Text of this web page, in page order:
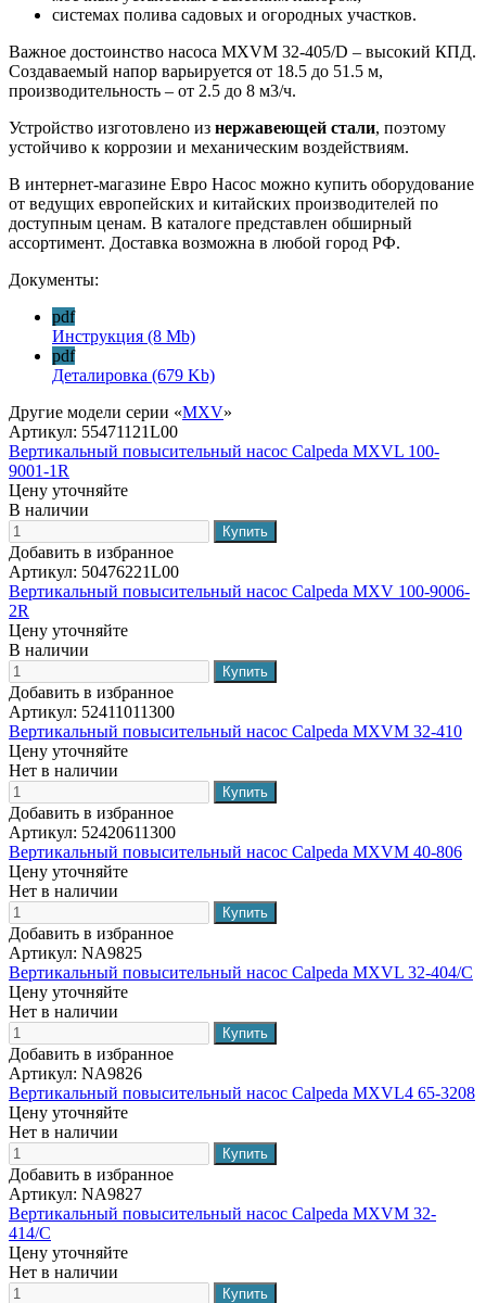
системах полива садовых и огородных участков.
Важное достоинство насоса MXVM 32-405/D – высокий КПД.
Создаваемый напор варьируется от 18.5 до 51.5 м,
производительность – от 2.5 до 8 м3/ч.
Устройство изготовлено из нержавеющей стали, поэтому
устойчиво к коррозии и механическим воздействиям.
В интернет-магазине Евро Насос можно купить оборудование
от ведущих европейских и китайских производителей по
доступным ценам. В каталоге представлен обширный
ассортимент. Доставка возможна в любой город РФ.
Документы:
pdf
Инструкция (8 Mb)
pdf
Деталировка (679 Kb)
Другие модели серии «MXV»
Артикул: 55471121L00
Вертикальный повысительный насос Calpeda MXVL 100-
9001-1R
Цену уточняйте
В наличии
Добавить в избранное
Артикул: 50476221L00
Вертикальный повысительный насос Calpeda MXV 100-9006-
2R
Цену уточняйте
В наличии
Добавить в избранное
Артикул: 52411011300
Вертикальный повысительный насос Calpeda MXVM 32-410
Цену уточняйте
Нет в наличии
Добавить в избранное
Артикул: 52420611300
Вертикальный повысительный насос Calpeda MXVM 40-806
Цену уточняйте
Нет в наличии
Добавить в избранное
Артикул: NA9825
Вертикальный повысительный насос Calpeda MXVL 32-404/C
Цену уточняйте
Нет в наличии
Добавить в избранное
Артикул: NA9826
Вертикальный повысительный насос Calpeda MXVL4 65-3208
Цену уточняйте
Нет в наличии
Добавить в избранное
Артикул: NA9827
Вертикальный повысительный насос Calpeda MXVM 32-
414/C
Цену уточняйте
Нет в наличии